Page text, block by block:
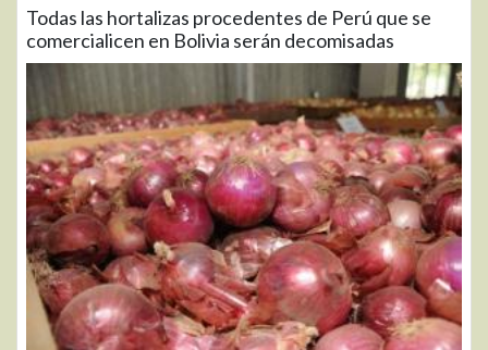
Todas las hortalizas procedentes de Perú que se
comercialicen en Bolivia serán decomisadas